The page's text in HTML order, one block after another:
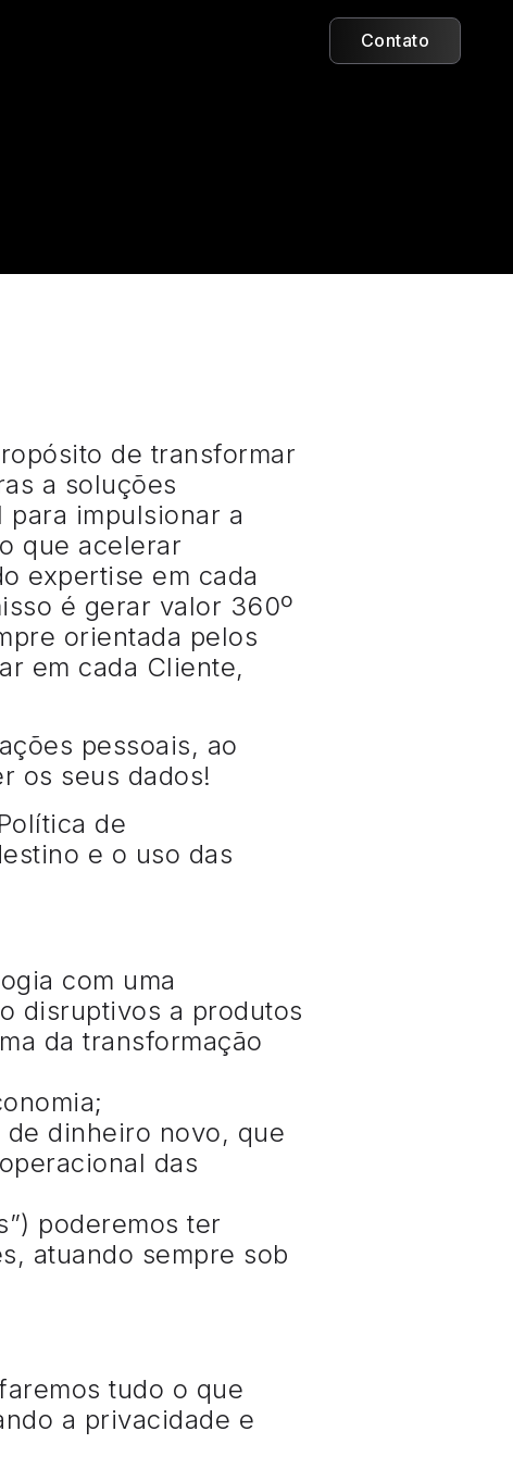
Contato
de transformar
a soluções
impulsionar a
que acelerar
expertise em cada
é gerar valor 360º
orientada pelos
em cada Cliente,
pessoais, ao
os seus dados!
de
e o uso das
com uma
disruptivos a produtos
da transformação
de dinheiro novo, que
das
poderemos ter
atuando sempre sob
tudo o que
a privacidade e